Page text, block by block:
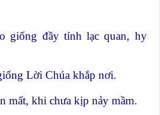
giống đầy tính lạc quan, hy
Lời Chúa khắp nơi.
mất, khi chưa kịp nảy mầm.